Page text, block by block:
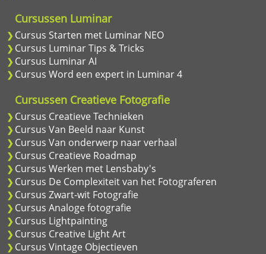
Cursussen Luminar
Cursus Starten met Luminar NEO
Cursus Luminar Tips & Tricks
Cursus Luminar AI
Cursus Word een expert in Luminar 4
Cursussen Creatieve Fotografie
Cursus Creatieve Technieken
Cursus Van Beeld naar Kunst
Cursus Van onderwerp naar verhaal
Cursus Creatieve Roadmap
Cursus Werken met Lensbaby's
Cursus De Complexiteit van het Fotograferen
Cursus Zwart-wit Fotografie
Cursus Analoge fotografie
Cursus Lightpainting
Cursus Creative Light Art
Cursus Vintage Objectieven